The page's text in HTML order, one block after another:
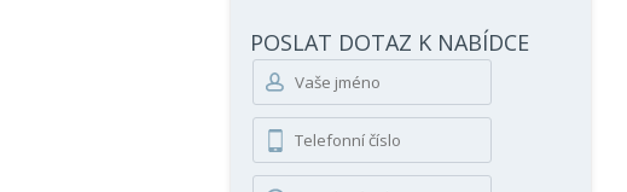
POSLAT DOTAZ K NABÍDCE